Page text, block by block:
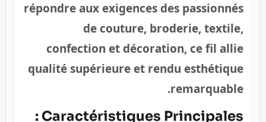
répondre aux exigences des passionnés
de couture, broderie, textile,
confection et décoration, ce fil allie
qualité supérieure et rendu esthétique
remarquable.
Caractéristiques Principales :